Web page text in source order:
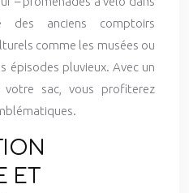
des anciens comptoirs
comme les musées ou
épisodes pluvieux. Avec un
votre sac, vous profiterez
ET